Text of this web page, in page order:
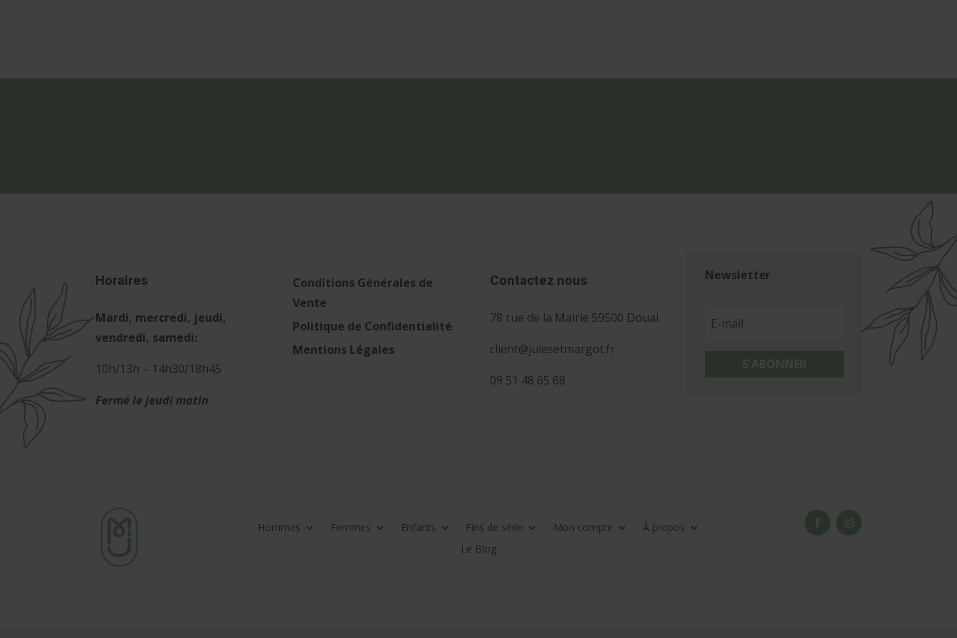
Horaires
Mardi, mercredi, jeudi,
vendredi, samedi:
10h/13h – 14h30/18h45
Fermé le jeudi matin
Conditions Générales de
Vente
Politique de Confidentialité
Mentions Légales
Contactez nous
78 rue de la Mairie 59500 Douai
client@julesetmargot.fr
09 51 48 65 68
Newsletter
S'ABONNER
Hommes Femmes Enfants Fins de série Mon compte
À propos
Le Blog